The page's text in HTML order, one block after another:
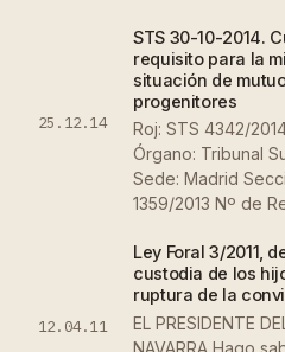
25.12.14
STS 30-10-2014.
requisito para la
situación de
progenitores
Roj: STS 4342/
Órgano: Tribunal
Sede: Madrid
1359/2013 Nº de
12.04.11
Ley Foral 3/2011,
custodia de los
ruptura de la
EL PRESIDENTE
NAVARRA Hago